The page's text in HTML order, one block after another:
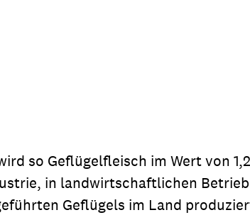
so Geflügelfleisch im Wert von
in landwirtschaftlichen
Geflügels im Land